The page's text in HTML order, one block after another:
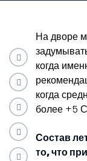
На дворе
когда
когда
более +5
Состав
то, что